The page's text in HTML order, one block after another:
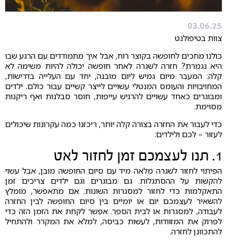
03.06.25
צוות בטיפולנט
כולנו מחכים לחופשה בקוצר רוח, אבל איך מתמודדים עם הרגע שבו
היא נגמרת? חזרה לשגרה לאחר חופשה יכולה להיות משימה לא
קלה: המעבר מיום גמיש ליום מובנה, יחד עם העלייה בדרישות,
המחויבויות והעומס המנטלי עשויים לייצר קשיים עבור כולם. ילדים
ומבוגרים כאחד עשויים להרגיש עייפות, חוסר סבלנות ואף ריקנות
מסוימת.
כדי לעבור את החזרה בצורה קלה יותר, ריכזנו כמה עקרונות שיכולים
לעזור – לכם ולילדים:
1. תנו לעצמכם זמן לחזור לאט
הפיתוי לחזור לשגרה מלאה מיד עם סיום החופשה מובן, אבל עשוי
להקשות על ההסתגלות. גם מבוגרים וגם ילדים צריכים זמן
התאקלמות כדי לחזור למסגרות השונות. אם מתאפשר, מומלץ
להשאיר לעצמכם יום או יומיים בין סיום החופשה לבין החזרה
לעבודה, למסגרות או לבית הספר. אפשר לקחת את הזמן הזה כדי
לפרוק את המזוודות, לעשות כביסה, למלא את המקרר ולהתחיל
להתכוונן לחזרה.